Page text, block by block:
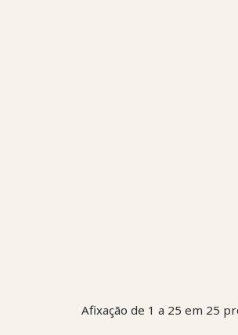
Afixação de 1 a 25 em 25